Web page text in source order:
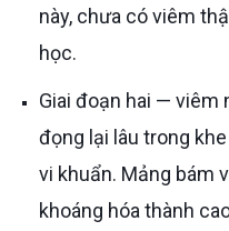
này, chưa có viêm
học.
Giai đoạn hai — viêm nướu bề mặt: cặn thức ăn
đọng lại lâu trong
vi khuẩn. Mảng bám
khoáng hóa thành